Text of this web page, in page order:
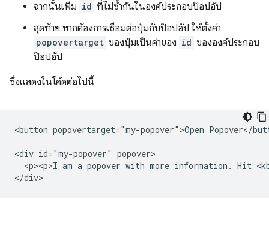
จากนั้นเพิ่ม id ที่ไม่ซ้ำกันในองค์ประกอบป๊อปอัป
สุดท้าย หากต้องการเชื่อมต่อปุ่มกับป๊อปอัป ให้ตั้งค่า
popovertarget ของปุ่มเป็นค่าของ id ขององค์ประกอบ
ป๊อปอัป
ซึ่งแสดงในโค้ดต่อไปนี้
<button popovertarget="my-popover">Open Popover</
<div id="my-popover" popover>
<p><p>I am a popover with more information. Hit